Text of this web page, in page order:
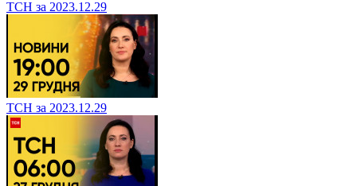
ТСН за 2023.12.29
ТСН за 2023.12.29